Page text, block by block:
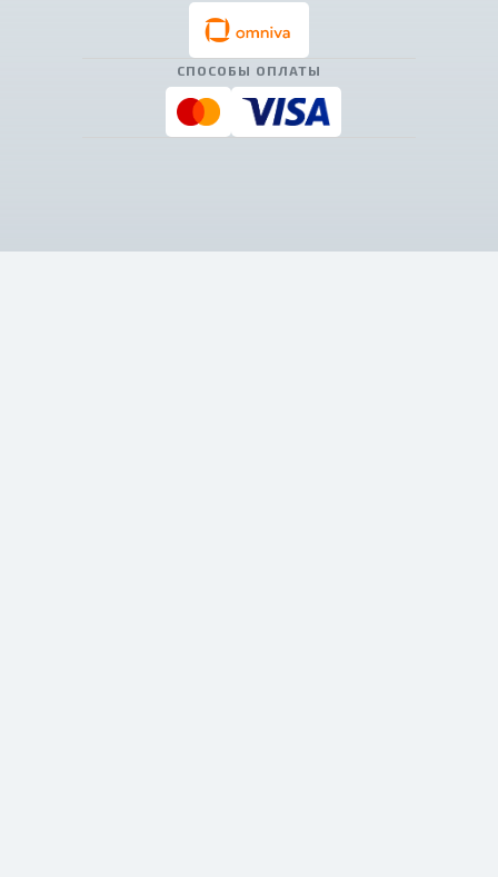
СПОСОБЫ ОПЛАТЫ